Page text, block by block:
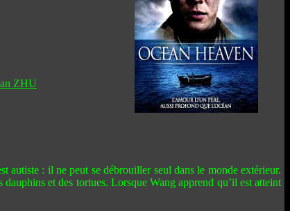
ZHU
autiste : il ne peut se débrouiller seul dans le monde extérieur.
et des tortues. Lorsque Wang apprend qu’il est atteint